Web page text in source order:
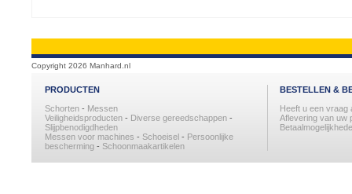
Copyright 2026 Manhard.nl
PRODUCTEN
Schorten - Messen
Veiligheidsproducten - Diverse gereedschappen -
Slijpbenodigdheden
Messen voor machines - Schoeisel - Persoonlijke
bescherming - Schoonmaakartikelen
BESTELLEN &
Heeft u een vraag
Aflevering van uw